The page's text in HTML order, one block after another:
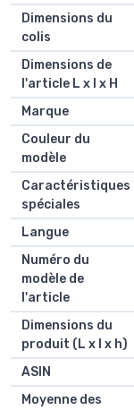
Dimensions du
colis
Dimensions de
l'article L x l x H
Marque
Couleur du
modèle
Caractéristiques
spéciales
Langue
Numéro du
modèle de
l'article
Dimensions du
produit (L x l x h)
ASIN
Moyenne des